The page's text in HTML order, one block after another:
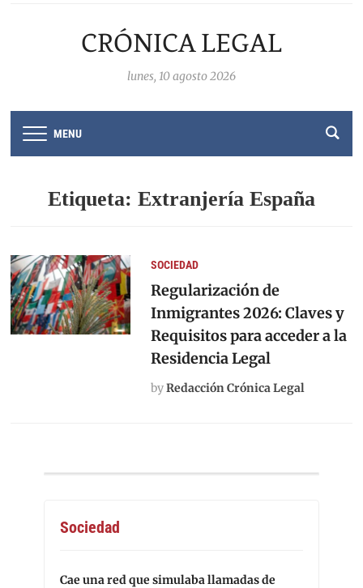
CRÓNICA LEGAL
lunes, 10 agosto 2026
MENU
Etiqueta: Extranjería España
SOCIEDAD
Regularización de
Inmigrantes 2026: Claves y
Requisitos para acceder a la
Residencia Legal
byRedacción Crónica Legal
Sociedad
Cae una red que simulaba llamadas de